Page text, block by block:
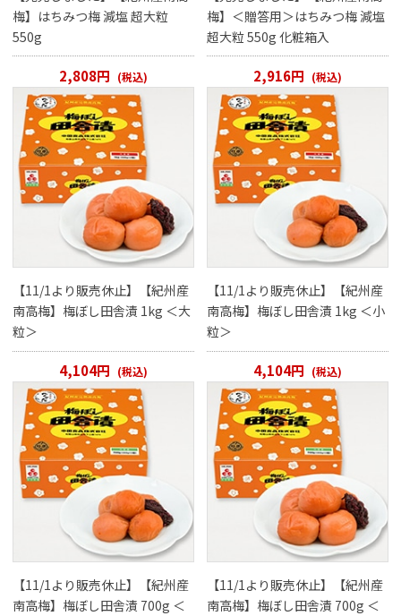
梅】はちみつ梅 減塩 超大粒
550g
2,808円 (税込)
梅】＜贈答用＞はちみつ梅 減塩
超大粒 550g 化粧箱入
2,916円 (税込)
【11/1より販売休止】【紀州産
南高梅】梅ぼし田舎漬 1kg ＜大
粒＞
4,104円 (税込)
【11/1より販売休止】【紀州産
南高梅】梅ぼし田舎漬 1kg ＜小
粒＞
4,104円 (税込)
【11/1より販売休止】【紀州産
南高梅】梅ぼし田舎漬 700g ＜
【11/1より販売休止】【紀州産
南高梅】梅ぼし田舎漬 700g ＜